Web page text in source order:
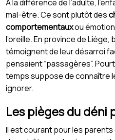
À la différence de l’adulte,
mal-être. Ce sont plutôt des
comportementauxou
l’oreille. En province de
témoignent de leur désarroi
pensaient “passagères”.
temps suppose de connaître
ignorer.
Les pièges du déni
Il est courant pour les parents